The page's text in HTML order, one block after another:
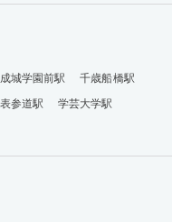
成城学園前駅
千歳船橋駅
表参道駅
学芸大学駅